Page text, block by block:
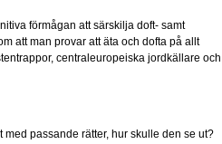
förmågan att särskilja doft- samt
att man provar att äta och dofta på allt
centraleuropeiska jordkällare och
passande rätter, hur skulle den se ut?